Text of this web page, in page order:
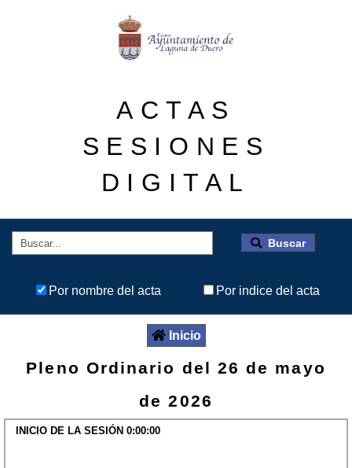
ACTAS
SESIONES
DIGITAL
Buscar
Por nombre del acta Por indice del acta
Inicio
Pleno Ordinario del 26 de mayo
de 2026
INICIO DE LA SESIÓN 0:00:00